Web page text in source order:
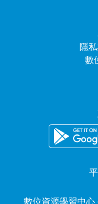
隱
數
數位資源學習中心